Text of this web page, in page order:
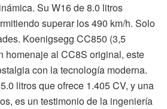
Su W16 de 8.0 litros
superar los 490 km/h. Solo
Koenigsegg CC850 (3,5
homenaje al CC8S original, este
con la tecnología moderna.
litros que ofrece 1.405 CV, y una
es un testimonio de la ingeniería